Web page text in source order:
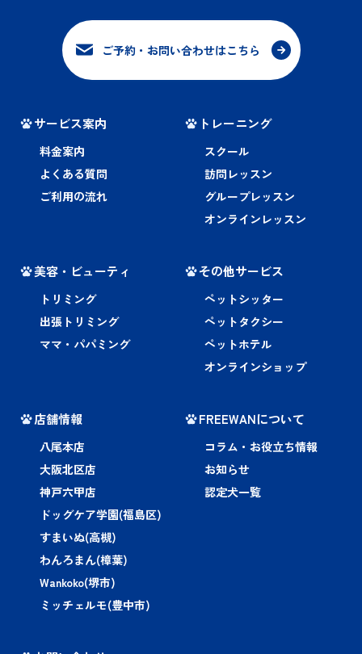
ご予約・お問い合わせはこちら
サービス案内
料金案内
よくある質問
ご利用の流れ
トレーニング
スクール
訪問レッスン
グループレッスン
オンラインレッスン
美容・ビューティ
トリミング
出張トリミング
ママ・パパミング
その他サービス
ペットシッター
ペットタクシー
ペットホテル
オンラインショップ
店舗情報
八尾本店
大阪北区店
神戸六甲店
ドッグケア学園(福島区)
すまいぬ(高槻)
わんろまん(樟葉)
Wankoko(堺市)
ミッチェルモ(豊中市)
FREEWANについて
コラム・お役立ち情報
お知らせ
認定犬一覧